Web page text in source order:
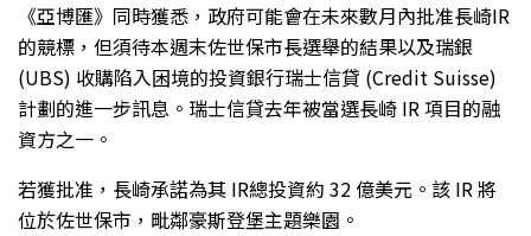
《亞博匯》同時獲悉，政府可能會在未來數月內批准長崎IR
的競標，但須待本週末佐世保市長選舉的結果以及瑞銀
(UBS) 收購陷入困境的投資銀行瑞士信貸 (Credit Suisse)
計劃的進一步訊息。瑞士信貸去年被當選長崎 IR 項目的融
資方之一。
若獲批准，長崎承諾為其 IR總投資約 32 億美元。該 IR 將
位於佐世保市，毗鄰豪斯登堡主題樂園。